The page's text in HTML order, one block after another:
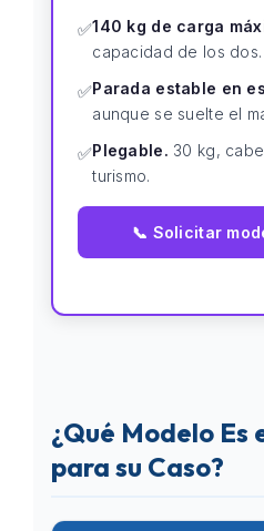
✅140 kg de carga
capacidad de los dos.
✅Parada estable en
aunque se suelte el
✅Plegable. 30 kg,
turismo.
📞 Solicitar
¿Qué Modelo Es
para su Caso?